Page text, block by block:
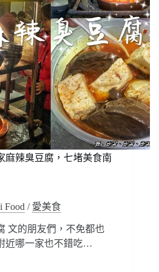
麻辣臭豆腐，七堵美食南
Food / 愛美食
文的朋友們，不免都也
近哪一家也不錯吃…